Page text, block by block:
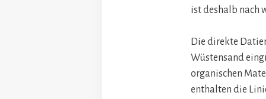
ist deshalb nach
Die direkte
Wüstensand
organischen
enthalten die